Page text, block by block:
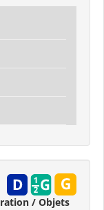
/ Objets